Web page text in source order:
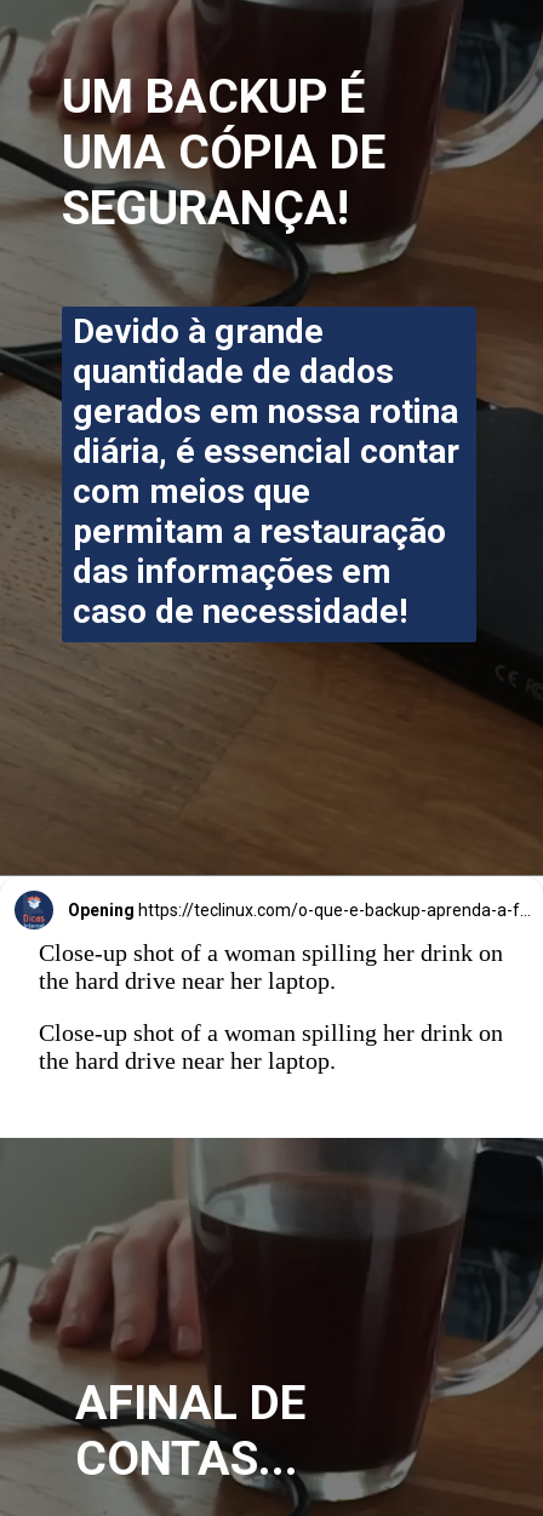
UM BACKUP É
UMA CÓPIA DE
SEGURANÇA!
Devido à grande
quantidade de dados
gerados em nossa rotina
diária, é essencial contar
com meios que
permitam a restauração
das informações em
caso de necessidade!
Opening
Close-up shot of a woman spilling her drink on
the hard drive near her laptop.
Close-up shot of a woman spilling her drink on
the hard drive near her laptop.
AFINAL DE
CONTAS...